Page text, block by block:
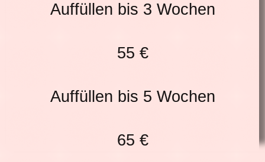
Auffüllen bis 3 Wochen
55 €
Auffüllen bis 5 Wochen
65 €